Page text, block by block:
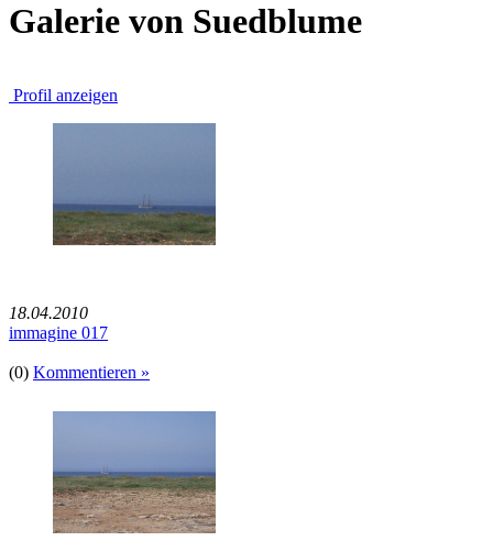
Galerie von Suedblume
Profil anzeigen
18.04.2010
immagine 017
(0) Kommentieren »